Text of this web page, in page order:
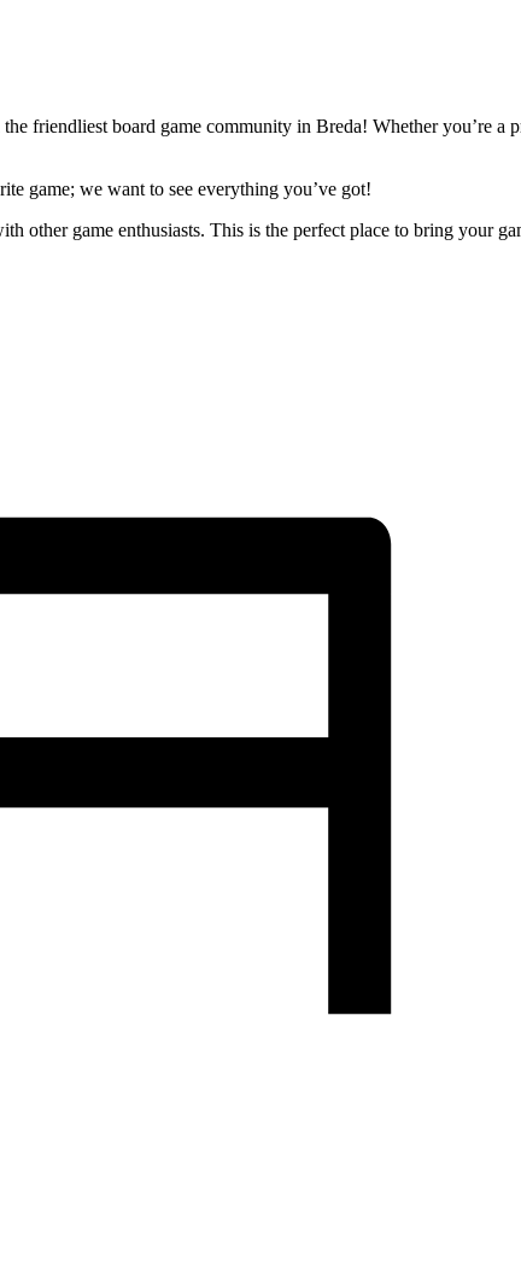
friendliest board game community in Breda! Whether you’re a
game; we want to see everything you’ve got!
other game enthusiasts. This is the perfect place to bring your